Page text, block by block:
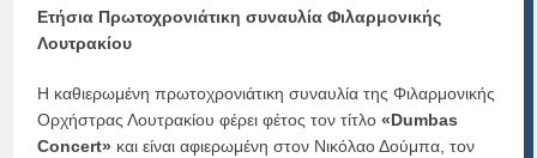
Ετήσια Πρωτοχρονιάτικη συναυλίαΦιλαρμονικής
Λουτρακίου
Η καθιερωμένη πρωτοχρονιάτικη συναυλία της Φιλαρμονικής
Ορχήστρας Λουτρακίου φέρει φέτος τον τίτλο«Dumbas
Concert» και είναι αφιερωμένη στον Νικόλαο Δούμπα, τον